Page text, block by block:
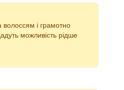
і грамотно
можливість рідше